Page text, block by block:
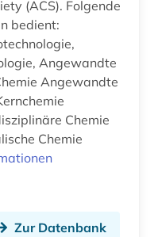
(2)
(ACS). Folgende
bedient:
Angewandte
Angewandte
Chemie
Zur Datenbank